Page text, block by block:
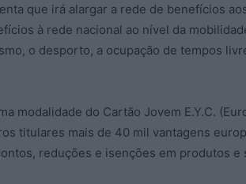
que irá alargar a rede de benefícios
à rede nacional ao nível da
o desporto, a ocupação de tempos
modalidade do Cartão Jovem E.Y.C.
titulares mais de 40 mil vantagens
reduções e isenções em produtos